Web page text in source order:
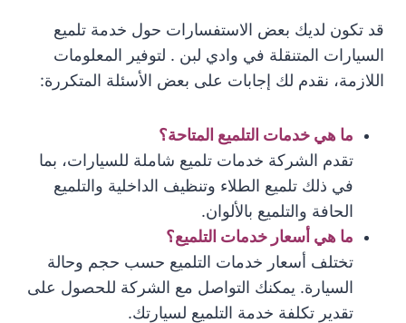
قد تكون لديك بعض الاستفسارات حول خدمة تلميع
السيارات المتنقلة في وادي لبن . لتوفير المعلومات
اللازمة، نقدم لك إجابات على بعض الأسئلة المتكررة:
ما هي خدمات التلميع المتاحة؟
تقدم الشركة خدمات تلميع شاملة للسيارات، بما
في ذلك تلميع الطلاء وتنظيف الداخلية والتلميع
الحافة والتلميع بالألوان.
ما هي أسعار خدمات التلميع؟
تختلف أسعار خدمات التلميع حسب حجم وحالة
السيارة. يمكنك التواصل مع الشركة للحصول على
تقدير تكلفة خدمة التلميع لسيارتك.